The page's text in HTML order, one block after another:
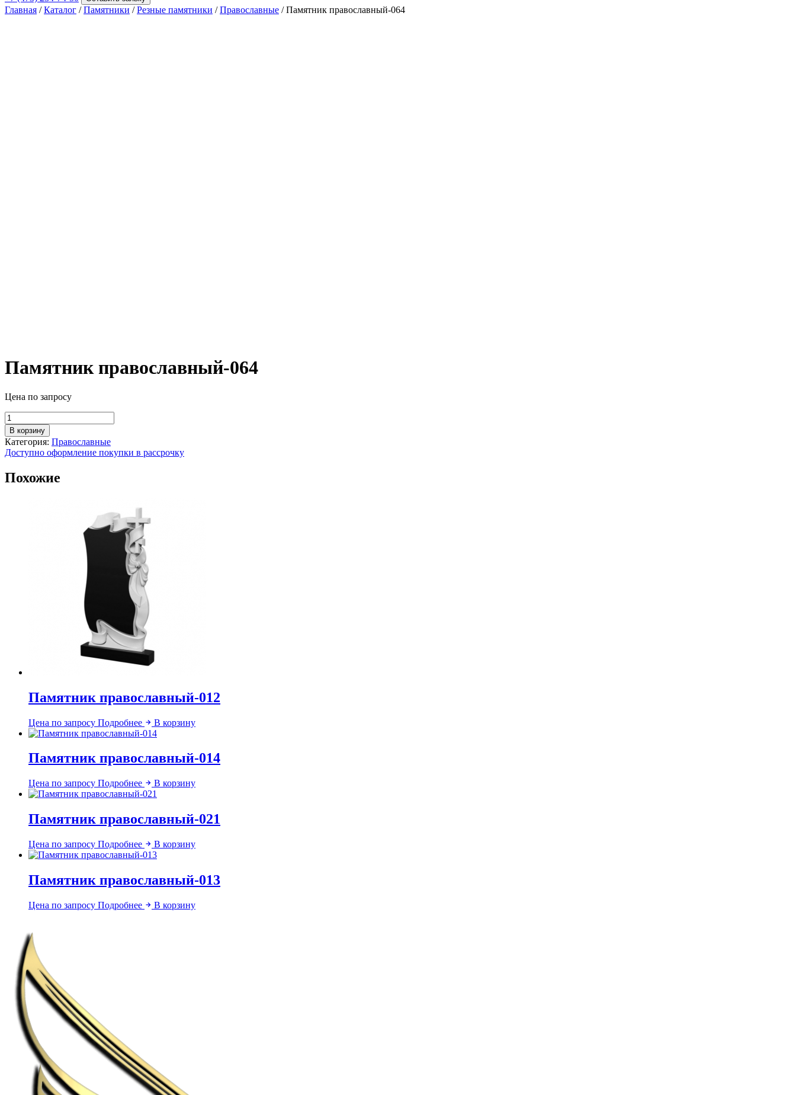
Главная /Каталог /Памятники /Резные памятники /Православные / Памятник православный-064
Памятник православный-064
Цена по запросу
Количество
товара
Памятник
православный-064
В корзину
Категория: Православные
Доступно оформление покупки в рассрочку
Похожие
Памятник православный-012
Цена по запросу Подробнее В корзину
Памятник православный-014
Цена по запросу Подробнее В корзину
Памятник православный-021
Цена по запросу Подробнее В корзину
Памятник православный-013
Цена по запросу Подробнее В корзину